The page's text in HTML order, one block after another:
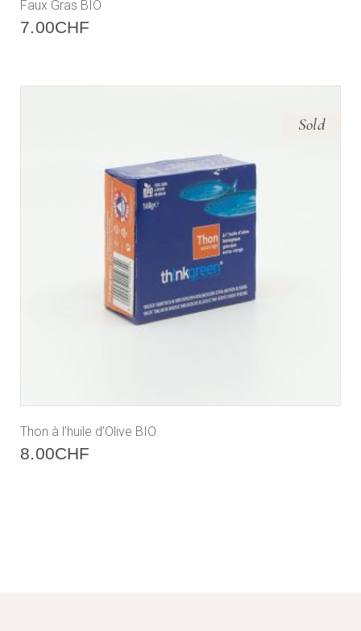
Faux Gras BIO
7.00CHF
Sold
Thon à l’huile d’Olive BIO
8.00CHF